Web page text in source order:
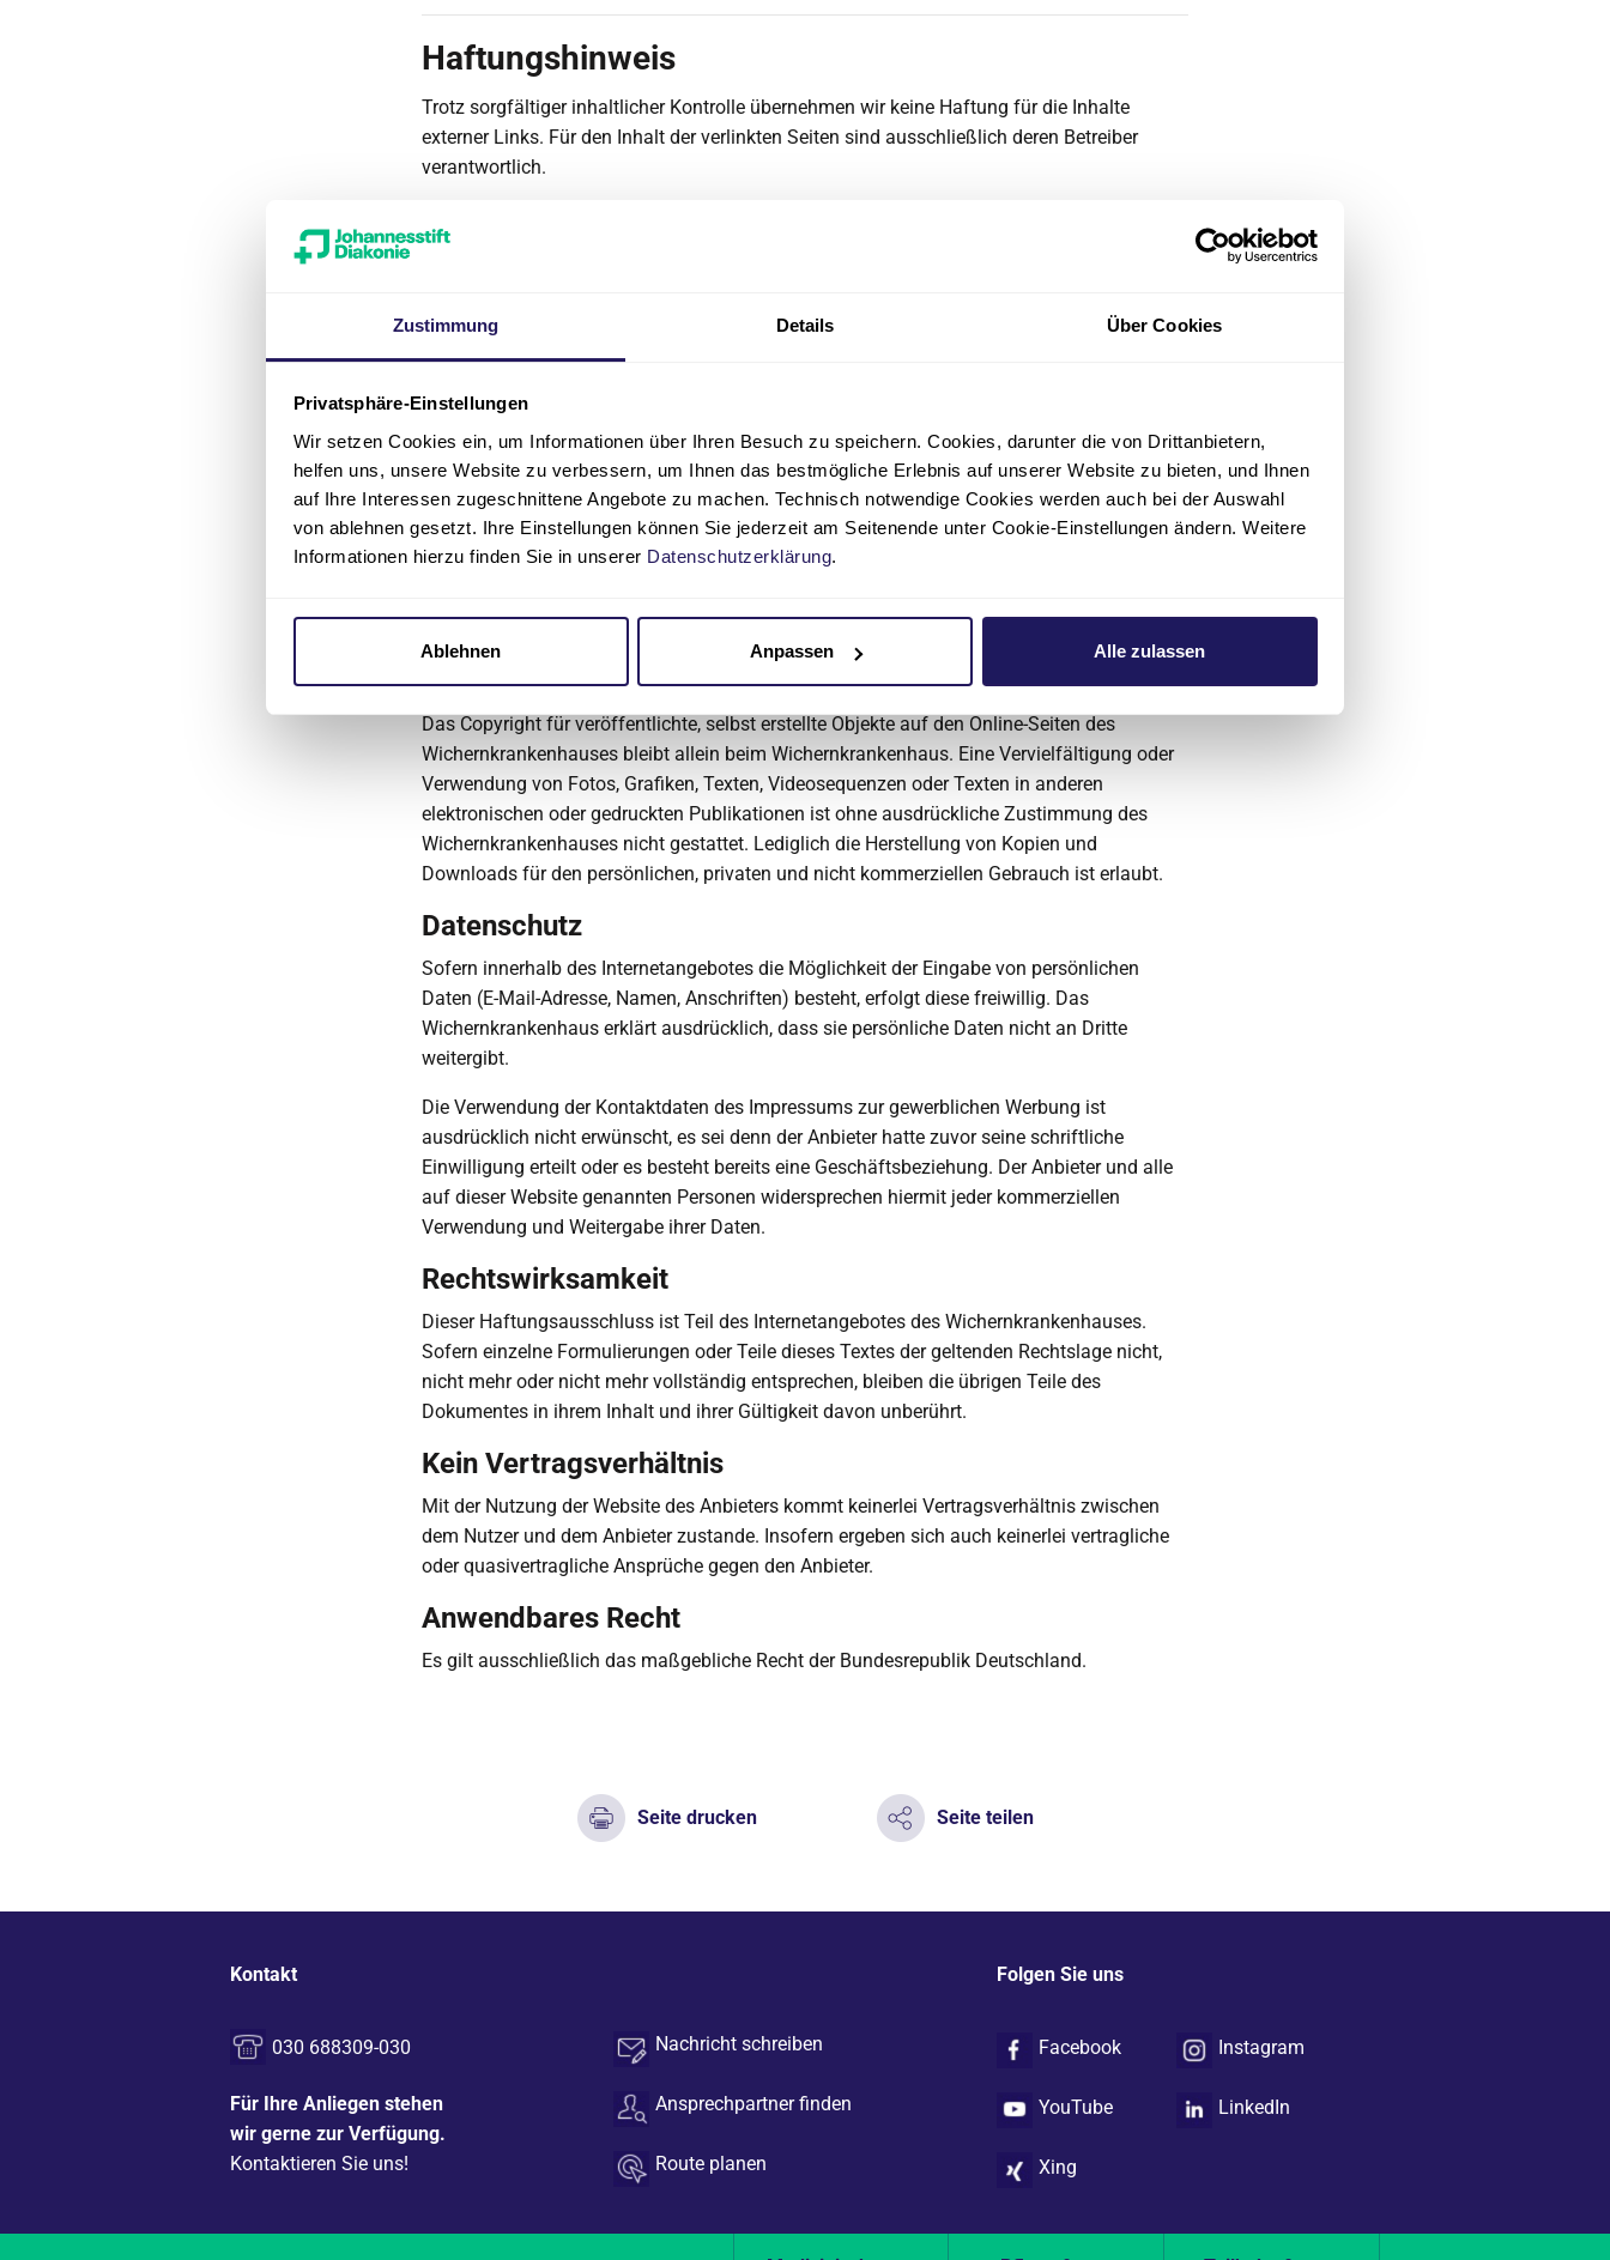
Zustimmung Details Über Cookies
Privatsphäre-Einstellungen
Wir setzen Cookies ein, um Informationen über Ihren Besuch zu speichern. Cookies, darunter die von Drittanbietern,
helfen uns, unsere Website zu verbessern, um Ihnen das bestmögliche Erlebnis auf unserer Website zu bieten, und Ihnen
auf Ihre Interessen zugeschnittene Angebote zu machen. Technisch notwendige Cookies werden auch bei der Auswahl
von ablehnen gesetzt. Ihre Einstellungen können Sie jederzeit am Seitenende unter Cookie-Einstellungen ändern. Weitere
Informationen hierzu finden Sie in unserer Datenschutzerklärung.
Ablehnen Anpassen Alle zulassen
Haftungshinweis
Trotz sorgfältiger inhaltlicher Kontrolle übernehmen wir keine Haftung für die Inhalte
externer Links. Für den Inhalt der verlinkten Seiten sind ausschließlich deren Betreiber
verantwortlich.
Ersatz für Beratung/ Behandlung durch anerkannte Ärzte angesehen werden, noch dürfen
Eine Haftung für evtl. direkte oder indirekte Schäden materieller oder ideeller Art, die durch
die Nutzung oder Nichtnutzung der dargebotenen Information verursacht wurden, ist
ausgeschlossen. Die Nutzung erfolgt ausschließlich auf eigenes Risiko des Anwenders, es
sei denn, fehlerhafte Informationen wurden vorsätzlich oder grob fahrlässig
aufgenommen.
Urheber- und Kennzeichenrecht
Das Copyright für veröffentlichte, selbst erstellte Objekte auf den Online-Seiten des
Wichernkrankenhauses bleibt allein beim Wichernkrankenhaus. Eine Vervielfältigung oder
Verwendung von Fotos, Grafiken, Texten, Videosequenzen oder Texten in anderen
elektronischen oder gedruckten Publikationen ist ohne ausdrückliche Zustimmung des
Wichernkrankenhauses nicht gestattet. Lediglich die Herstellung von Kopien und
Downloads für den persönlichen, privaten und nicht kommerziellen Gebrauch ist erlaubt.
Datenschutz
Sofern innerhalb des Internetangebotes die Möglichkeit der Eingabe von persönlichen
Daten (E-Mail-Adresse, Namen, Anschriften) besteht, erfolgt diese freiwillig. Das
Wichernkrankenhaus erklärt ausdrücklich, dass sie persönliche Daten nicht an Dritte
weitergibt.
Die Verwendung der Kontaktdaten des Impressums zur gewerblichen Werbung ist
ausdrücklich nicht erwünscht, es sei denn der Anbieter hatte zuvor seine schriftliche
Einwilligung erteilt oder es besteht bereits eine Geschäftsbeziehung. Der Anbieter und alle
auf dieser Website genannten Personen widersprechen hiermit jeder kommerziellen
Verwendung und Weitergabe ihrer Daten.
Rechtswirksamkeit
Dieser Haftungsausschluss ist Teil des Internetangebotes des Wichernkrankenhauses.
Sofern einzelne Formulierungen oder Teile dieses Textes der geltenden Rechtslage nicht,
nicht mehr oder nicht mehr vollständig entsprechen, bleiben die übrigen Teile des
Dokumentes in ihrem Inhalt und ihrer Gültigkeit davon unberührt.
Kein Vertragsverhältnis
Mit der Nutzung der Website des Anbieters kommt keinerlei Vertragsverhältnis zwischen
dem Nutzer und dem Anbieter zustande. Insofern ergeben sich auch keinerlei vertragliche
oder quasivertragliche Ansprüche gegen den Anbieter.
Anwendbares Recht
Es gilt ausschließlich das maßgebliche Recht der Bundesrepublik Deutschland.
Seite drucken Seite teilen
Kontakt
030 688309-030
Für Ihre Anliegen stehen
wir gerne zur Verfügung.
Kontaktieren Sie uns!
Nachricht schreiben
Ansprechpartner finden
Route planen
Folgen Sie uns
Facebook Instagram
YouTube LinkedIn
Xing